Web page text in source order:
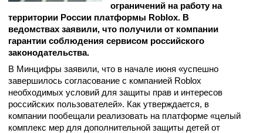
ограничений на работу на
территории России платформы Roblox. В
ведомствах заявили, что получили от компании
гарантии соблюдения сервисом российского
законодательства.
В Минцифры заявили, что в начале июня «успешно
завершилось согласование с компанией Roblox
необходимых условий для защиты прав и интересов
российских пользователей». Как утверждается, в
компании пообещали реализовать на платформе «целый
комплекс мер для дополнительной защиты детей от